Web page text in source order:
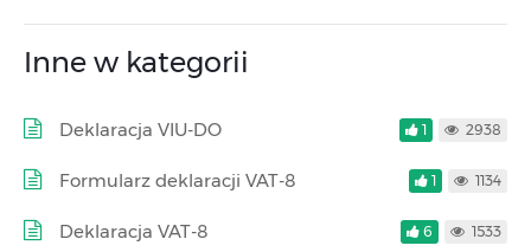
Inne w kategorii
Deklaracja VIU-DO 1 2938
Formularz deklaracji VAT-8 1 1134
Deklaracja VAT-8 6 1533